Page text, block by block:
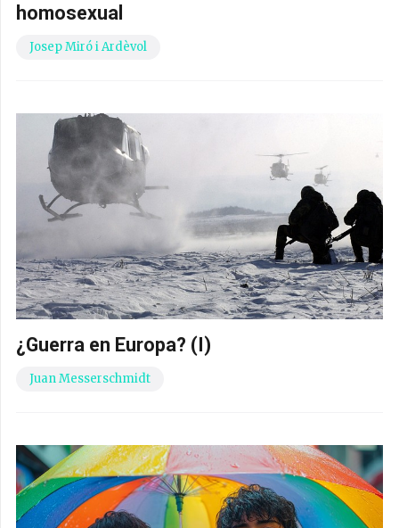
homosexual
Josep Miró i Ardèvol
¿Guerra en Europa? (I)
Juan Messerschmidt